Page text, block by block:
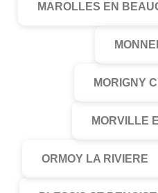
MAROLLES EN
MORIGNY
MORVILLE
ORMOY LA RIVIERE